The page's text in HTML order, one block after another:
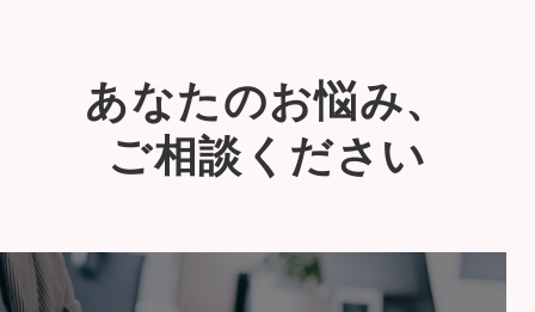
あなたのお悩み、
ご相談ください